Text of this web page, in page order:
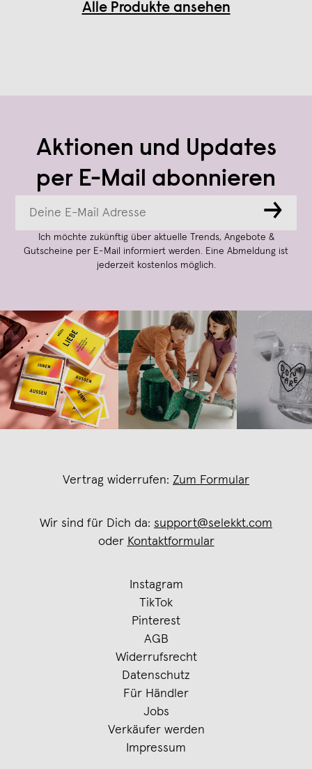
Alle Produkte ansehen
Aktionen und Updates
per E-Mail abonnieren
→
Ich möchte zukünftig über aktuelle Trends, Angebote &
Gutscheine per E-Mail informiert werden. Eine Abmeldung ist
jederzeit kostenlos möglich.
Vertrag widerrufen: Zum Formular
Wir sind für Dich da: support@selekkt.com
oder Kontaktformular
Instagram
TikTok
Pinterest
AGB
Widerrufsrecht
Datenschutz
Für Händler
Jobs
Verkäufer werden
Impressum